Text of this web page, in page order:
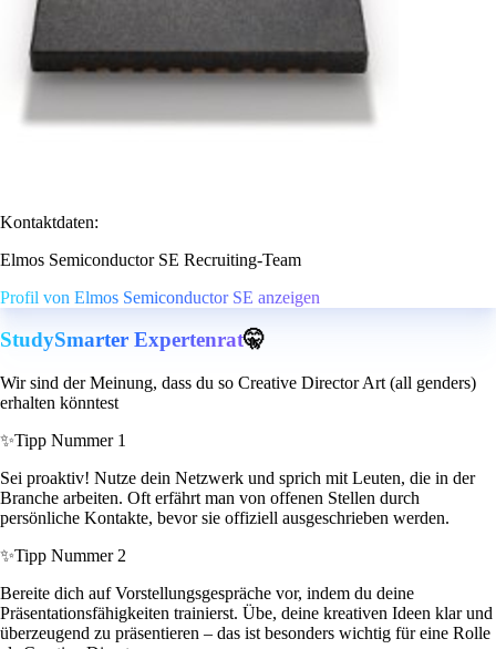
Kontaktdaten:
Elmos Semiconductor SE Recruiting-Team
Profil von Elmos Semiconductor SE anzeigen
StudySmarter Expertenrat🤫
Wir sind der Meinung, dass du so Creative Director Art (all genders)
erhalten könntest
✨Tipp Nummer 1
Sei proaktiv! Nutze dein Netzwerk und sprich mit Leuten, die in der
Branche arbeiten. Oft erfährt man von offenen Stellen durch
persönliche Kontakte, bevor sie offiziell ausgeschrieben werden.
✨Tipp Nummer 2
Bereite dich auf Vorstellungsgespräche vor, indem du deine
Präsentationsfähigkeiten trainierst. Übe, deine kreativen Ideen klar und
überzeugend zu präsentieren – das ist besonders wichtig für eine Rolle